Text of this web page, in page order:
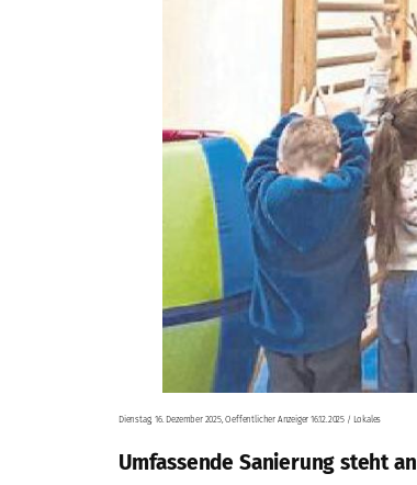
Dienstag, 16. Dezember 2025, Oeffentlicher Anzeiger 16.12.2025 / Lokales
Umfassende Sanierung steht an